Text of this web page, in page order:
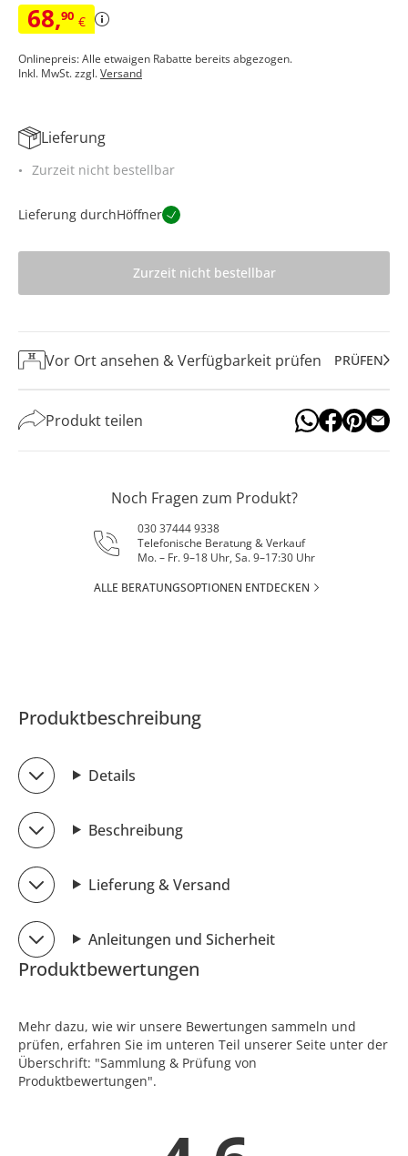
68,90 €
Onlinepreis: Alle etwaigen Rabatte bereits abgezogen.
Inkl. MwSt. zzgl.Versand
Lieferung
Zurzeit nicht bestellbar
Lieferung durchHöffner
Zurzeit nicht bestellbar
Vor Ort ansehen & Verfügbarkeit prüfen PRÜFEN
Produkt teilen
Noch Fragen zum Produkt?
030 37444 9338
Telefonische Beratung & Verkauf
Mo. – Fr. 9–18 Uhr, Sa. 9–17:30 Uhr
ALLE BERATUNGSOPTIONEN ENTDECKEN
Produktbeschreibung
Details
Beschreibung
Lieferung & Versand
Anleitungen und Sicherheit
Produktbewertungen
Mehr dazu, wie wir unsere Bewertungen sammeln und
prüfen, erfahren Sie im unteren Teil unserer Seite unter der
Überschrift: "Sammlung & Prüfung von
Produktbewertungen".